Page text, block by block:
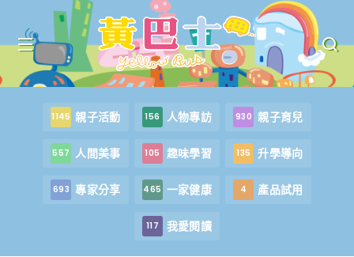
1145 親子活動 156 人物專訪 930 親子育兒
557 人間美事 105 趣味學習 135 升學導向
693 專家分享 465 一家健康 4 產品試用
117 我愛閱讀